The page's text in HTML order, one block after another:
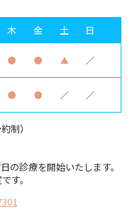
木 金 土
日
● ● ▲ ／
● ● ／ ／
制）
の診療を開始いたします。
す。